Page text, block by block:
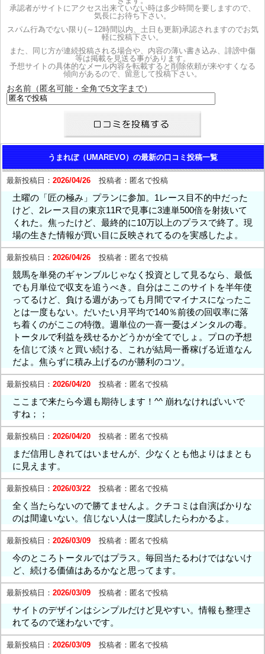
承認者がサイトにアクセス出来ていない時は多少時間を要しますので、
気長にお待ち下さい。
スパム行為でない限り(～12時間以内、土日も更新)承認されますのでお気
軽に投稿下さい。
また、同じ方が連続投稿される場合や、内容の薄い書き込み、誹謗中傷
等は掲載を見送る事があります。
予想サイトの具体的なメール内容を転載すると削除依頼が来やすくなる
傾向があるので、留意して投稿下さい。
お名前（匿名可能・全角で5文字まで）
うまれぼ（UMAREVO）の最新の口コミ投稿一覧
最新投稿日： 2026/04/26 投稿者： 匿名で投稿
土曜の「匠の極み」プランに参加。1レース目不的中だった
けど、2レース目の東京11Rで見事に3連単500倍を射抜いて
くれた。焦ったけど、最終的に10万以上のプラスで終了。現
場の生きた情報が買い目に反映されてるのを実感したよ。
最新投稿日： 2026/04/26 投稿者： 匿名で投稿
競馬を単発のギャンブルじゃなく投資として見るなら、最低
でも月単位で収支を追うべき。自分はここのサイトを半年使
ってるけど、負ける週があっても月間でマイナスになったこ
とは一度もない。だいたい月平均で140％前後の回収率に落
ち着くのがここの特徴。週単位の一喜一憂はメンタルの毒。
トータルで利益を残せるかどうかが全てでしょ。プロの予想
を信じて淡々と買い続ける、これが結局一番稼げる近道なん
だよ。焦らずに積み上げるのが勝利のコツ。
最新投稿日： 2026/04/20 投稿者： 匿名で投稿
ここまで来たら今週も期待します！^^ 崩れなければいいで
すね；；
最新投稿日： 2026/04/20 投稿者： 匿名で投稿
まだ信用しきれてはいませんが、少なくとも他よりはまとも
に見えます。
最新投稿日： 2026/03/22 投稿者： 匿名で投稿
全く当たらないので勝てませんよ。クチコミは自演ばかりな
のは間違いない。信じない人は一度試したらわかるよ。
最新投稿日： 2026/03/09 投稿者： 匿名で投稿
今のところトータルではプラス。毎回当たるわけではないけ
ど、続ける価値はあるかなと思ってます。
最新投稿日： 2026/03/09 投稿者： 匿名で投稿
サイトのデザインはシンプルだけど見やすい。情報も整理さ
れてるので迷わないです。
最新投稿日： 2026/03/09 投稿者： 匿名で投稿